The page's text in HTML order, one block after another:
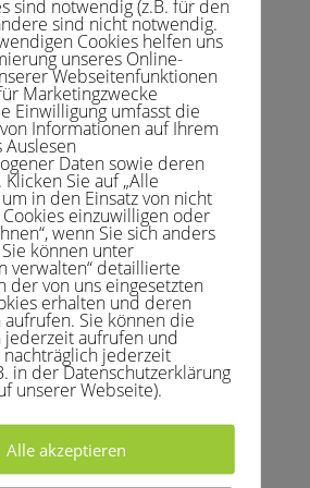
TRAINERTEAM
TIM MUSOLFF
und Inhaber der
Tennisschule Musolff
sind notwendig (z.B. für den
sind nicht notwendig.
Cookies helfen uns
unseres Online-
Webseitenfunktionen
Marketingzwecke
Einwilligung umfasst die
Informationen auf Ihrem
Auslesen
Daten sowie deren
Sie auf „Alle
in den Einsatz von nicht
einzuwilligen oder
wenn Sie sich anders
können unter
verwalten“ detaillierte
der von uns eingesetzten
erhalten und deren
aufrufen. Sie können die
jederzeit aufrufen und
nachträglich jederzeit
in der Datenschutzerklärung
unserer Webseite).
Alle akzeptieren